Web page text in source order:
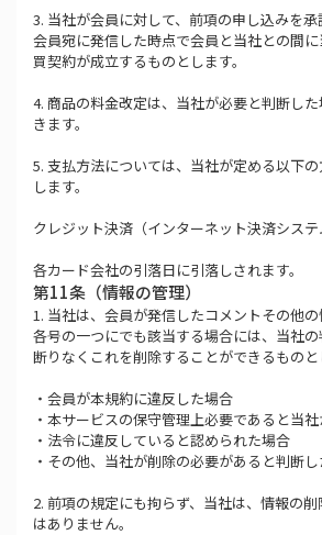
3. 当社が会員に対して、前項の申し込みを
会員宛に発信した時点で会員と当社との間
買契約が成立するものとします。
4. 商品の料金改定は、当社が必要と判断し
きます。
5. 支払方法については、当社が定める以下
します。
クレジット決済（インターネット決済システ
各カード会社の引落日に引落しされます。
第11条（情報の管理）
1. 当社は、会員が発信したコメントその他
各号の一つにでも該当する場合には、当社
断りなくこれを削除することができるものと
・会員が本規約に違反した場合
・本サービスの保守管理上必要であると当
・法令に違反していると認められた場合
・その他、当社が削除の必要があると判断
2. 前項の規定にも拘らず、当社は、情報の
はありません。